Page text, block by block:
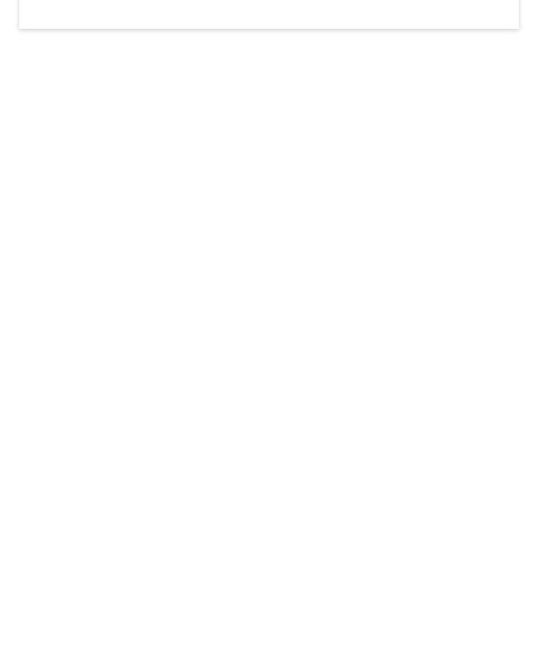
Der Weinbau dominert heute nicht mehr, ist aber integrativer